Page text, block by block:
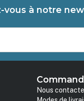
vous à notre
Nous